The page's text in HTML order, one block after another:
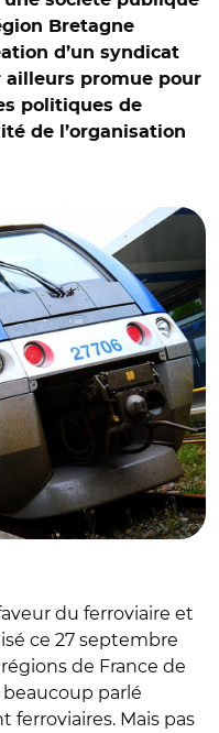
Bretagne
d’un syndicat
ailleurs promue pour
politiques de
de l’organisation
du ferroviaire et
ce 27 septembre
de France de
parlé
ferroviaires. Mais pas